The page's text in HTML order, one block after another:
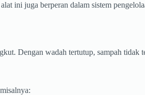
ini juga berperan dalam sistem
Dengan wadah tertutup, sampah tidak